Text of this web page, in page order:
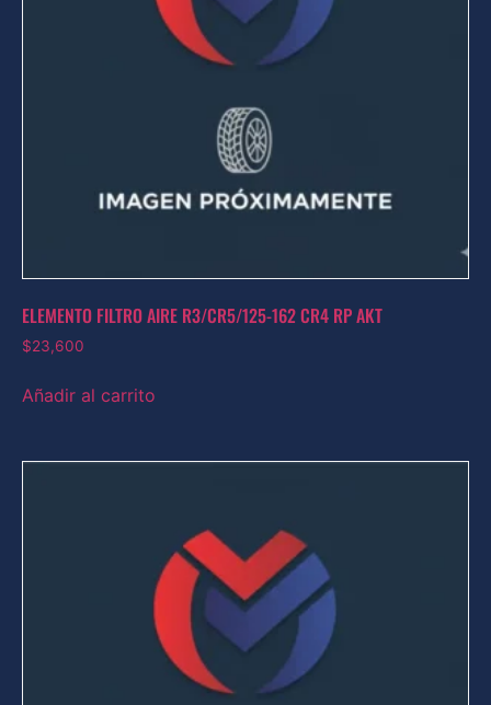
ELEMENTO FILTRO AIRE R3/CR5/125-162 CR4 RP AKT
$23,600
Añadir al carrito